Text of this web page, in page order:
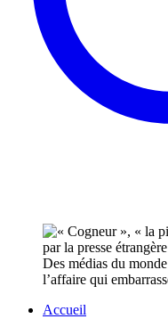
Des médias du
l’affaire qui
Accueil